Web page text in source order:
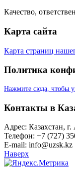
Качество,
Карта сайта
Карта страниц
Политика
Нажмите сюда, чтобы
Контакты в
Адрес: Казахстан,
Телефон: +7 (727)
E-mail: info@uzsk.kz
Наверх